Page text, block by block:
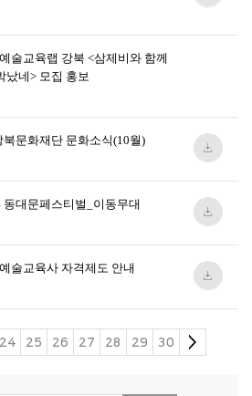
술교육랩 강북 <삼제비와 함께
났네> 모집 홍보
북문화재단 문화소식(10월)
동대문페스티벌_이동무대
술교육사 자격제도 안내
24 25 26 27 28 29 30